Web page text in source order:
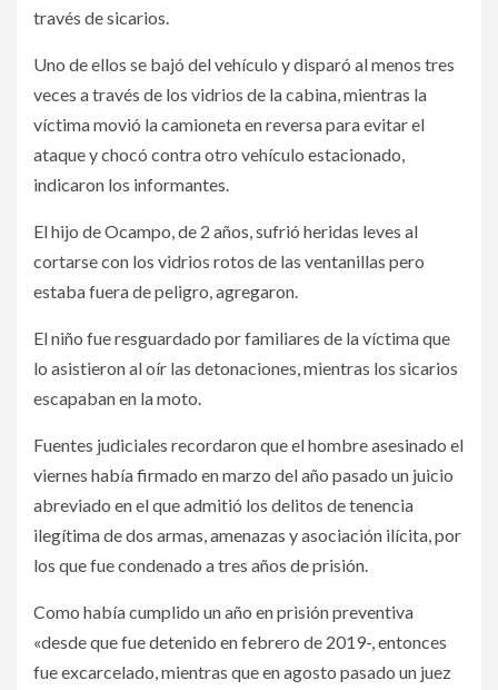
través de sicarios.
Uno de ellos se bajó del vehículo y disparó al menos tres
veces a través de los vidrios de la cabina, mientras la
víctima movió la camioneta en reversa para evitar el
ataque y chocó contra otro vehículo estacionado,
indicaron los informantes.
El hijo de Ocampo, de 2 años, sufrió heridas leves al
cortarse con los vidrios rotos de las ventanillas pero
estaba fuera de peligro, agregaron.
El niño fue resguardado por familiares de la víctima que
lo asistieron al oír las detonaciones, mientras los sicarios
escapaban en la moto.
Fuentes judiciales recordaron que el hombre asesinado el
viernes había firmado en marzo del año pasado un juicio
abreviado en el que admitió los delitos de tenencia
ilegítima de dos armas, amenazas y asociación ilícita, por
los que fue condenado a tres años de prisión.
Como había cumplido un año en prisión preventiva
«desde que fue detenido en febrero de 2019-, entonces
fue excarcelado, mientras que en agosto pasado un juez